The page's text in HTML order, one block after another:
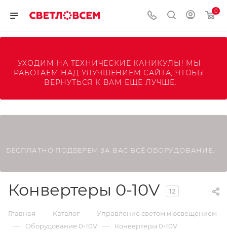
0
УХОДИМ НА ТЕХНИЧЕСКИЕ КАНИКУЛЫ! МЫ
РАБОТАЕМ НАД УЛУЧШЕНИЕМ САЙТА, ЧТОБЫ
ВЕРНУТЬСЯ К ВАМ ЕЩЕ ЛУЧШЕ.
БЕСПЛАТНО ПОДБЕРЕМ ЗА ВАС ВСЁ ОБОРУДОВАНИЕ.
Конвертеры 0-10V 12
Главная — Каталог — Управление светом и освещением
— Оборудование 0-10V — Конвертеры 0-10V